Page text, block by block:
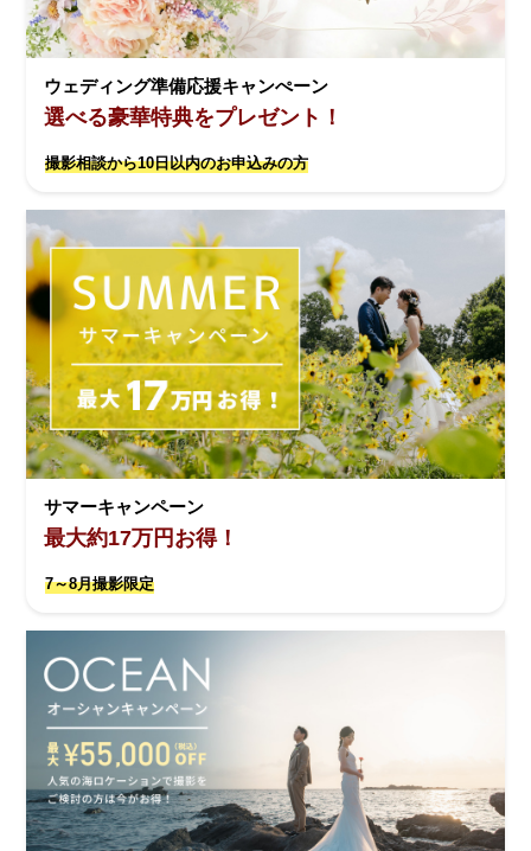
ウェディング準備応援キャンぺーン
選べる豪華特典をプレゼント！
撮影相談から10日以内のお申込みの方
サマーキャンペーン
最大約17万円お得！
7～8月撮影限定